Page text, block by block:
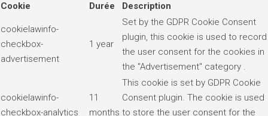
Cookie
Durée Description
cookielawinfo-
checkbox-
advertisement
1 year
Set by the GDPR Cookie Consent
plugin, this cookie is used to record
the user consent for the cookies in
the "Advertisement" category .
cookielawinfo-
checkbox-analytics
11
months
This cookie is set by GDPR Cookie
Consent plugin. The cookie is used
to store the user consent for the